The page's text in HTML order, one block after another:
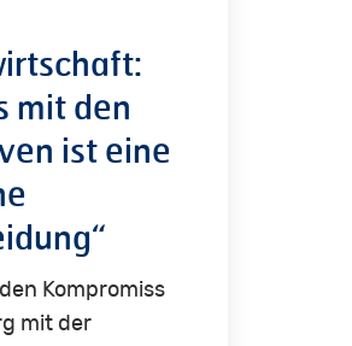
mit den
ist eine
Kompromiss
mit der